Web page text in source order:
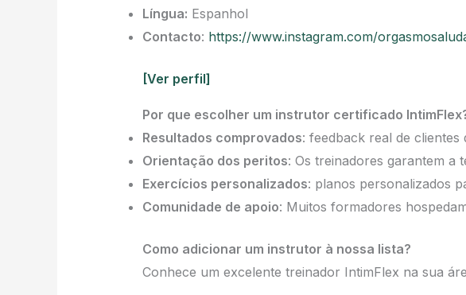
Língua: Espanhol
Contacto: https://www.instagram.com/
[Ver perfil]
Por que escolher um instrutor certificado
Resultados comprovados: feedback real de
Orientação dos peritos: Os treinadores garantem a
Exercícios personalizados: planos personalizados
Comunidade de apoio: Muitos formadores
Como adicionar um instrutor à nossa lista?
Conhece um excelente treinador IntimFlex na sua